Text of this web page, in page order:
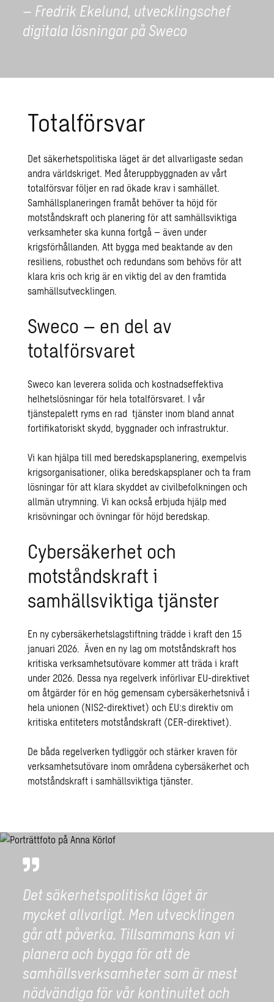
– Fredrik Ekelund, utvecklingschef
digitala lösningar på Sweco
Totalförsvar
Det säkerhetspolitiska läget är det allvarligaste sedan
andra världskriget. Med återuppbyggnaden av vårt
totalförsvar följer en rad ökade krav i samhället.
Samhällsplaneringen framåt behöver ta höjd för
motståndskraft och planering för att samhällsviktiga
verksamheter ska kunna fortgå – även under
krigsförhållanden. Att bygga med beaktande av den
resiliens, robusthet och redundans som behövs för att
klara kris och krig är en viktig del av den framtida
samhällsutvecklingen.
Sweco – en del av
totalförsvaret
Sweco kan leverera solida och kostnadseffektiva
helhetslösningar för hela totalförsvaret. I vår
tjänstepalett ryms en rad tjänster inom bland annat
fortifikatoriskt skydd, byggnader och infrastruktur.
Vi kan hjälpa till med beredskapsplanering, exempelvis
krigsorganisationer, olika beredskapsplaner och ta fram
lösningar för att klara skyddet av civilbefolkningen och
allmän utrymning. Vi kan också erbjuda hjälp med
krisövningar och övningar för höjd beredskap.
Cybersäkerhet och
motståndskraft i
samhällsviktiga tjänster
En ny cybersäkerhetslagstiftning trädde i kraft den 15
januari 2026. Även en ny lag om motståndskraft hos
kritiska verksamhetsutövare kommer att träda i kraft
under 2026. Dessa nya regelverk införlivar EU-direktivet
om åtgärder för en hög gemensam cybersäkerhetsnivå i
hela unionen (NIS2-direktivet) och EU:s direktiv om
kritiska entiteters motståndskraft (CER-direktivet).
De båda regelverken tydliggör och stärker kraven för
verksamhetsutövare inom områdenacybersäkerhet och
motståndskraft i samhällsviktiga tjänster.
Det säkerhetspolitiska läget är
mycket allvarligt. Men utvecklingen
går att påverka. Tillsammans kan vi
planera och bygga för att de
samhällsverksamheter som är mest
nödvändiga för vår kontinuitet och